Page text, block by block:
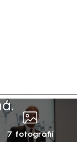
7 fotografií